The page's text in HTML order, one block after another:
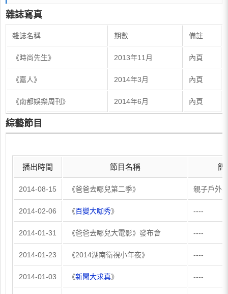
雜誌寫真
​雜誌名稱 ​期數 ​備註
​《時尚先生》 ​2013年11月 ​內頁
​《嘉人》 ​2014年3月 ​內頁
​《南都娛樂周刊》 ​2014年6月 內頁​
綜藝節目
播出時間 節目名稱 簡
2014-08-15 《爸爸去哪兒第二季》 親子戶外
2014-02-06 《百變大咖秀》 ----
2014-01-31 《爸爸去哪兒大電影》發布會 ----
2014-01-23 《2014湖南衛視小年夜》 ----
2014-01-03 《新聞大求真》 ----